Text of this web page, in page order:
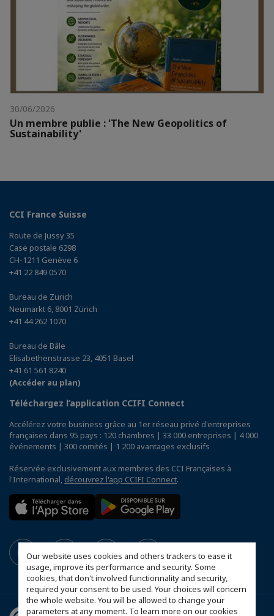
Our website uses cookies and others trackers to ease it
usage, improve its performance and security. Some
cookies, that don't involved functionnality and security,
required your consent to be used. Your choices will concern
the whole website. You will be allowed to change your
parameters at any moment. To learn more on our cookies
30/06/2026
Un membre publie : 'The New Geopolitics of
Sustainability'
CCI France Suisse
Route de Jussy 35
Case postale 6298
CH-1211 Genève 6
+41 22 849 0570
Bureau de Zurich
Neumarkt 6, 8001 Zürich
+41 44 262 1070
Bureau de Bâle
Elisabethenstrasse 23, 4051 Basel
+41 61 561 8240
(Accéder au plan)
Téléchargez l’application CCIFI Connect
Accélérez votre business grâce au 1er réseau privé d'entreprises
françaises dans 95 pays : 120 chambres | 33 000 entreprises | 4 000
événements | 300 comités | 1 200 avantages exclusifs
Réservée exclusivement aux membres des CCI Françaises à
l'International, découvrez l'app CCIFI Connect.